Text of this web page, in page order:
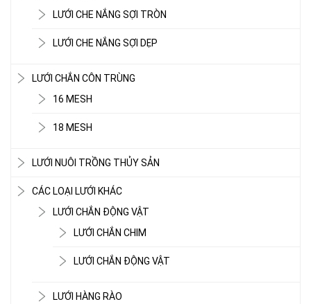
LƯỚI CHE NẮNG SỢI TRÒN
LƯỚI CHE NẮNG SỢI DẸP
LƯỚI CHẮN CÔN TRÙNG
16 MESH
18 MESH
LƯỚI NUÔI TRỒNG THỦY SẢN
CÁC LOẠI LƯỚI KHÁC
LƯỚI CHẮN ĐỘNG VẬT
LƯỚI CHẮN CHIM
LƯỚI CHẮN ĐỘNG VẬT
LƯỚI HÀNG RÀO